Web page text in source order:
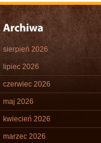
sierpień 2026
lipiec 2026
czerwiec 2026
maj 2026
kwiecień 2026
marzec 2026